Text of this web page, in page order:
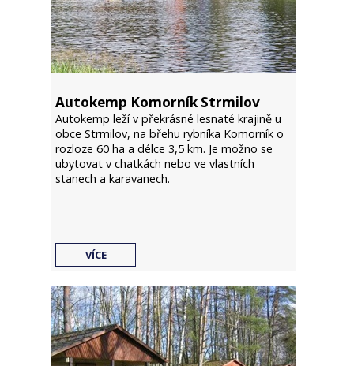
Autokemp Komorník Strmilov
Autokemp leží v překrásné lesnaté krajině u
obce Strmilov, na břehu rybníka Komorník o
rozloze 60 ha a délce 3,5 km. Je možno se
ubytovat v chatkách nebo ve vlastních
stanech a karavanech.
VÍCE